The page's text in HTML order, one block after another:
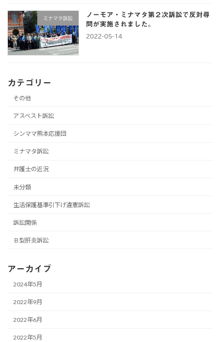
ミナマタ訴訟
ノーモア・ミナマタ第２次訴訟で反対尋
問が実施されました。
2022-05-14
カテゴリー
その他
アスベスト訴訟
シンママ熊本応援団
ミナマタ訴訟
弁護士の近況
未分類
生活保護基準引下げ違憲訴訟
訴訟関係
Ｂ型肝炎訴訟
アーカイブ
2024年5月
2022年9月
2022年6月
2022年5月